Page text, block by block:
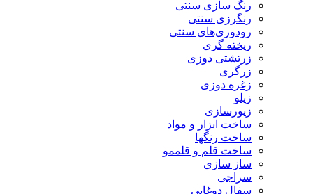
رنگ سازی سنتی
رنگرزی سنتی
رودوزی‌های سنتی
ریخته گری
زرتشتی دوزی
زرگری
زغره دوزی
زیلو
زیورسازی
ساخت ابزار و مواد
ساخت رنگها
ساخت قلم و قلممو
ساز سازی
سراجی
سفال دوغابی